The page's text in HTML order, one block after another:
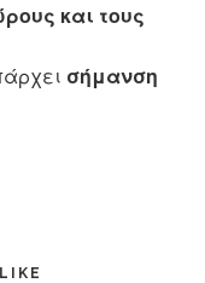
και τους
σήμανση